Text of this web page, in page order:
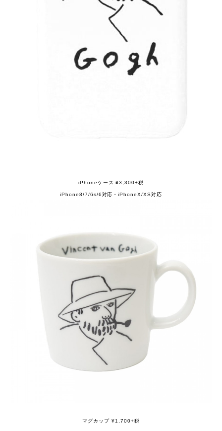
iPhoneケース ¥3,300+税
iPhone8/7/6s/6対応・iPhoneX/XS対応
マグカップ ¥1,700+税